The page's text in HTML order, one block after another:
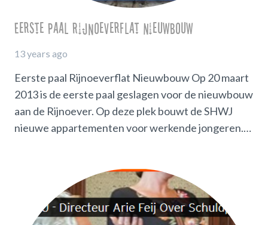
Eerste paal Rijnoeverflat Nieuwbouw
13 years ago
Eerste paal Rijnoeverflat Nieuwbouw Op 20 maart
2013 is de eerste paal geslagen voor de nieuwbouw
aan de Rijnoever. Op deze plek bouwt de SHWJ
nieuwe appartementen voor werkende jongeren.…